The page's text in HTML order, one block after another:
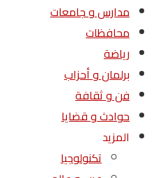
مدارس و جامعات
محافظات
رياضة
برلمان و أحزاب
فن و ثقافة
حوادث و قضايا
المزيد
تكنولوجيا